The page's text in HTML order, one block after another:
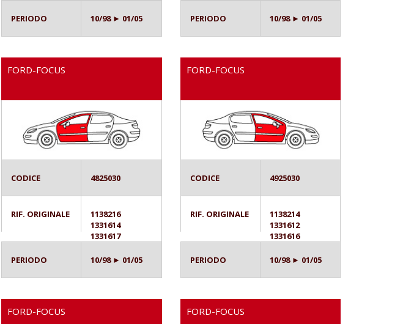
PERIODO 10/98 ► 01/05 PERIODO 10/98 ► 01/05
FORD-FOCUS
CODICE 4825030
RIF. ORIGINALE
1138216
1331614
1331617
PERIODO 10/98 ► 01/05
FORD-FOCUS
CODICE 4925030
RIF. ORIGINALE
1138214
1331612
1331616
PERIODO 10/98 ► 01/05
FORD-FOCUS FORD-FOCUS